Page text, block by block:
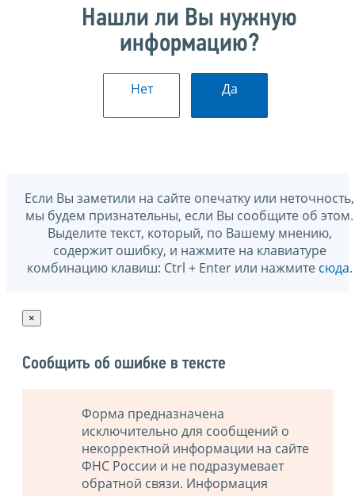
Нашли ли Вы нужную
информацию?
Нет Да
Если Вы заметили на сайте опечатку или неточность,
мы будем признательны, если Вы сообщите об этом.
Выделите текст, который, по Вашему мнению,
содержит ошибку, и нажмите на клавиатуре
комбинацию клавиш: Ctrl + Enter или нажмите сюда.
×
Сообщить об ошибке в тексте
Форма предназначена
исключительно для сообщений о
некорректной информации на сайте
ФНС России и не подразумевает
обратной связи. Информация